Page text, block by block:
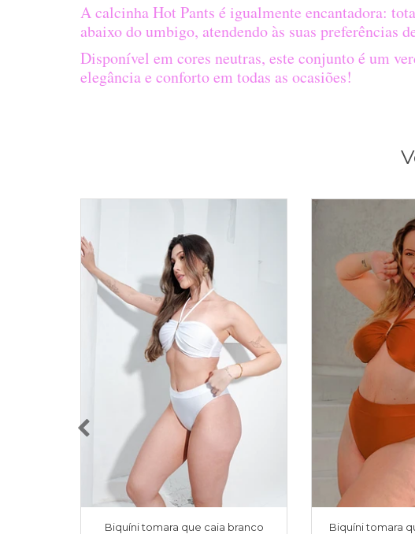
A calcinha Hot Pants é igualmente encantadora:
abaixo do umbigo, atendendo às suas preferências
Disponível em cores neutras, este conjunto é um
elegância e conforto em todas as ocasiões!
Biquíni tomara que caia branco Biquíni tomara